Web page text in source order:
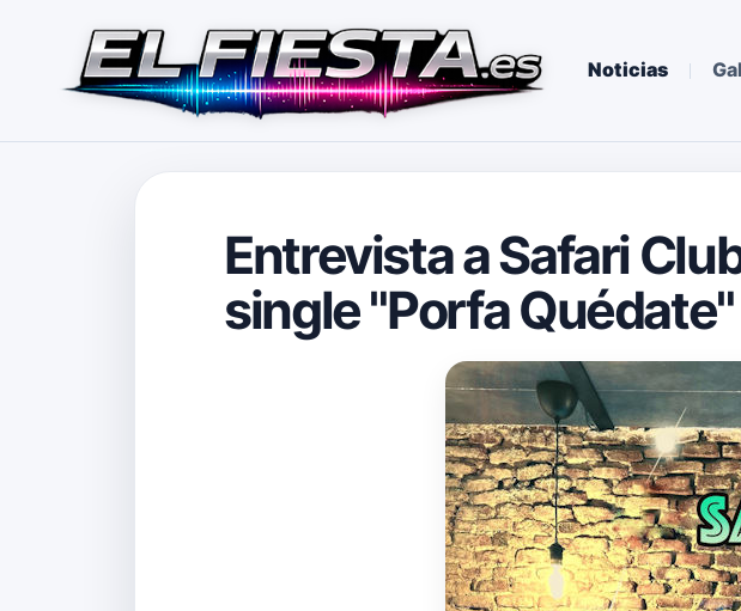
Noticias
Entrevista a Safari
single "Porfa Quédate"